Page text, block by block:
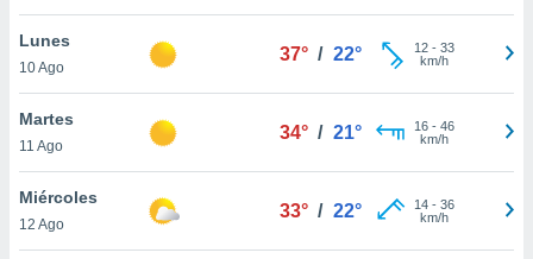
Lunes
10 Ago
37° / 22° 12- 33
km/h
Martes
11 Ago
34° / 21° 16- 46
km/h
Miércoles
12 Ago
33° / 22° 14- 36
km/h